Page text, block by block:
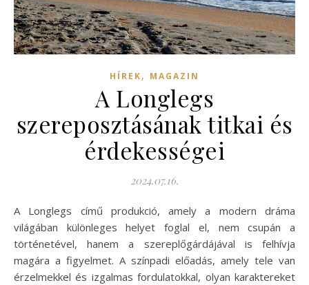
HÍREK, MAGAZIN
A Longlegs
szereposztásának titkai és
érdekességei
2024.07.16.
A Longlegs című produkció, amely a modern dráma
világában különleges helyet foglal el, nem csupán a
történetével, hanem a szereplőgárdájával is felhívja
magára a figyelmet. A színpadi előadás, amely tele van
érzelmekkel és izgalmas fordulatokkal, olyan karaktereket